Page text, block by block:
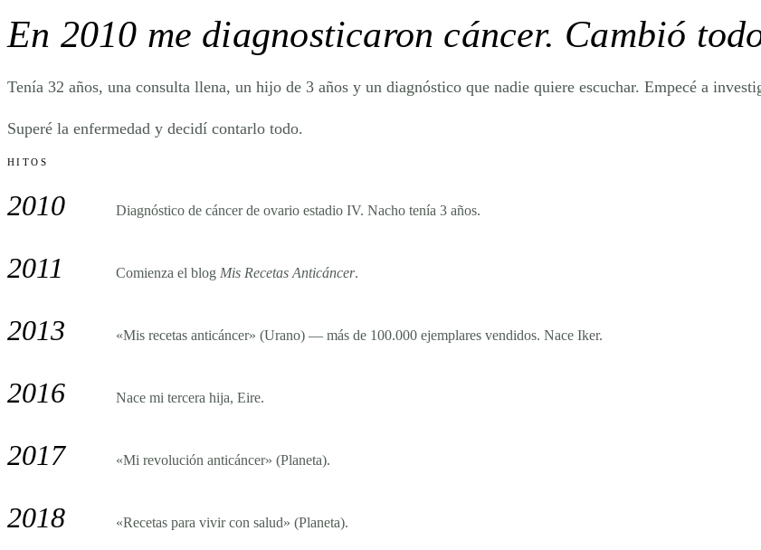
En 2010 me diagnosticaron cáncer. Cambió
Tenía 32 años, una consulta llena, un hijo de 3 años y un diagnóstico que nadie quiere escuchar. Empecé a
Superé la enfermedad y decidí contarlo todo.
HITOS
2010 Diagnóstico de cáncer de ovario estadio IV. Nacho tenía 3 años.
2011 Comienza el blog Mis Recetas Anticáncer.
2013 «Mis recetas anticáncer» (Urano) — más de 100.000 ejemplares vendidos. Nace Iker.
2016 Nace mi tercera hija, Eire.
2017 «Mi revolución anticáncer» (Planeta).
2018 «Recetas para vivir con salud» (Planeta).